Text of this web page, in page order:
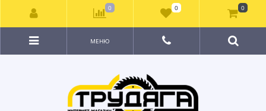
МЕНЮ
0 0 0